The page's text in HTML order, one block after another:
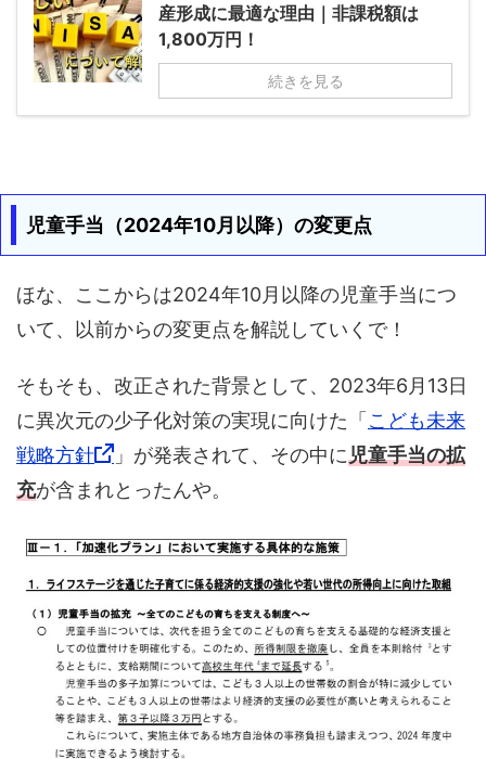
産形成に最適な理由｜非課税額は
1,800万円！
続きを見る
児童手当（2024年10月以降）の変更点
ほな、ここからは2024年10月以降の児童手当につ
いて、以前からの変更点を解説していくで！
そもそも、改正された背景として、2023年6月13日
に異次元の少子化対策の実現に向けた「 こども未来
戦略方針
」が発表されて、その中に児童手当の拡
充が含まれとったんや。